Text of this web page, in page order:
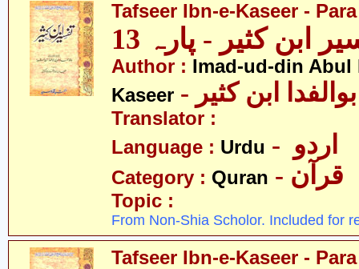
Tafseer Ibn-e-Kaseer -
ابن کثیر - پارہ 13
Author : Imad-ud-din Abul
Kaseer
ابن کثیر
Translator :
Language : Urdu
Category : Quran - قرآن
Topic :
From Non-Shia Scholor. Included for
Tafseer Ibn-e-Kaseer -